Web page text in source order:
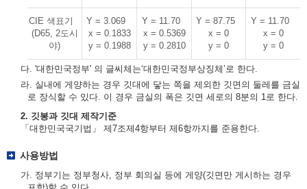
CIE 색표기
(D65, 2도시
야)
Y = 3.069
x = 0.1833
y = 0.1988
Y = 11.70
x = 0.5369
y = 0.2810
Y = 87.75
x = 0
y = 0
Y = 11.70
x = 0
y = 0
다. '대한민국정부' 의 글씨체는‘대한민국정부상징체’로 한다.
라. 실내에 게양하는 경우 깃대에 닿는 쪽을 제외한 깃면의 둘레를 금실
로 장식할 수 있다. 이 경우 금실의 폭은 깃면 세로의 8분의 1로 한다.
2. 깃봉과 깃대 제작기준
「대한민국국기법」 제7조제4항부터 제6항까지를 준용한다.
사용방법
가. 정부기는 정부청사, 정부 회의실 등에 게양(깃면만 게시하는 경우